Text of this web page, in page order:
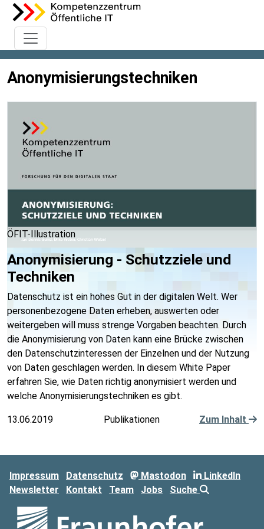
Anonymisierungstechniken
ÖFIT-Illustration
Anonymisierung - Schutzziele und
Techniken
Datenschutz ist ein hohes Gut in der digitalen Welt. Wer
personenbezogene Daten erheben, auswerten oder
weitergeben will muss strenge Vorgaben beachten. Durch
die Anonymisierung von Daten kann eine Brücke zwischen
den Datenschutzinteressen der Einzelnen und der Nutzung
von Daten geschlagen werden. In diesem White Paper
erfahren Sie, wie Daten richtig anonymisiert werden und
welche Anonymisierungstechniken es gibt.
13.06.2019 Publikationen Zum Inhalt
Impressum Datenschutz Mastodon
LinkedIn
Newsletter
Kontakt Team Jobs Suche